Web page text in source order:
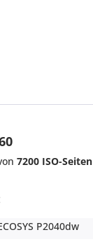
7200 ISO-Seiten
P2040dw